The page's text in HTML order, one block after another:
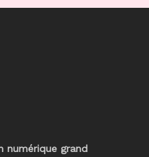
numérique grand